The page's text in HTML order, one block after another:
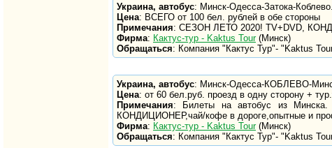
Украина, автобус: Минск-Одесса-Затока-
Цена: ВСЕГО от 100 бел. рублей в обе стороны
Примечания: СЕЗОН ЛЕТО 2020! TV+DVD,
Фирма: Кактус-тур - Kaktus Tour(Минск)
Обращаться: Компания "Кактус Тур"- "Kaktus
Украина, автобус: Минск-Одесса-КОБЛЕВО-
Цена: от 60 бел.руб. проезд в одну сторону +
Примечания: Билеты на автобус из Минска.
КОНДИЦИОНЕР,чай/кофе в дороге,опытные и
Фирма: Кактус-тур - Kaktus Tour(Минск)
Обращаться: Компания "Кактус Тур"- "Kaktus